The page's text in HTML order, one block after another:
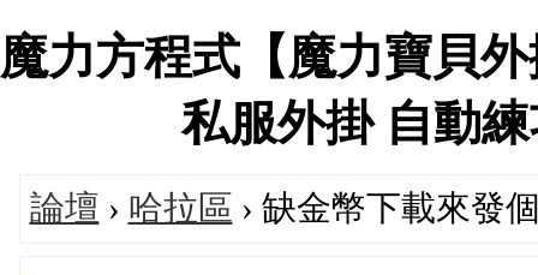
魔力方程式【魔力寶貝
私服外掛 自動
論壇 › 哈拉區 › 缺金幣下載來發